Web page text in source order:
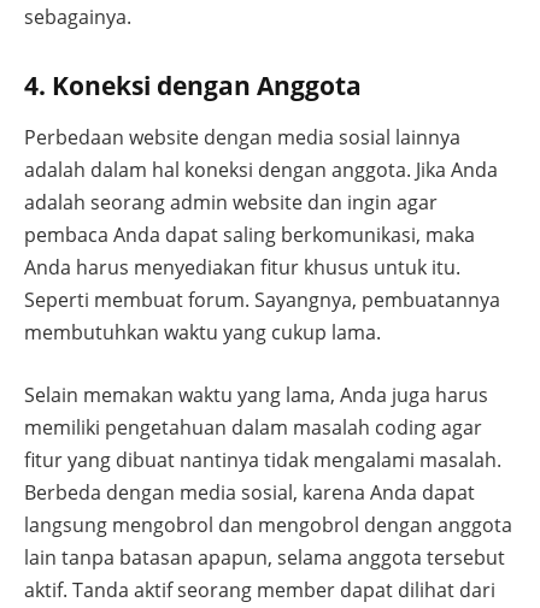
sebagainya.
4. Koneksi dengan Anggota
Perbedaan website dengan media sosial lainnya
adalah dalam hal koneksi dengan anggota. Jika Anda
adalah seorang admin website dan ingin agar
pembaca Anda dapat saling berkomunikasi, maka
Anda harus menyediakan fitur khusus untuk itu.
Seperti membuat forum. Sayangnya, pembuatannya
membutuhkan waktu yang cukup lama.
Selain memakan waktu yang lama, Anda juga harus
memiliki pengetahuan dalam masalah coding agar
fitur yang dibuat nantinya tidak mengalami masalah.
Berbeda dengan media sosial, karena Anda dapat
langsung mengobrol dan mengobrol dengan anggota
lain tanpa batasan apapun, selama anggota tersebut
aktif. Tanda aktif seorang member dapat dilihat dari